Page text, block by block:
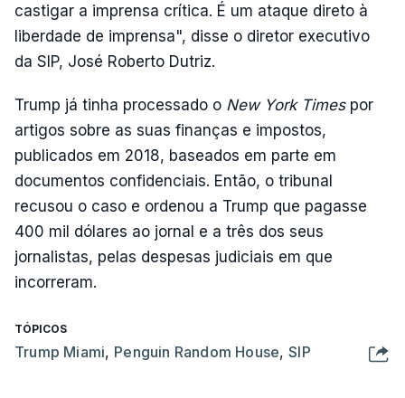
castigar a imprensa crítica. É um ataque direto à
liberdade de imprensa", disse o diretor executivo
da SIP, José Roberto Dutriz.
Trump já tinha processado o New York Timespor
artigos sobre as suas finanças e impostos,
publicados em 2018, baseados em parte em
documentos confidenciais. Então, o tribunal
recusou o caso e ordenou a Trump que pagasse
400 mil dólares ao jornal e a três dos seus
jornalistas, pelas despesas judiciais em que
incorreram.
TÓPICOS
Trump Miami, Penguin Random House,SIP